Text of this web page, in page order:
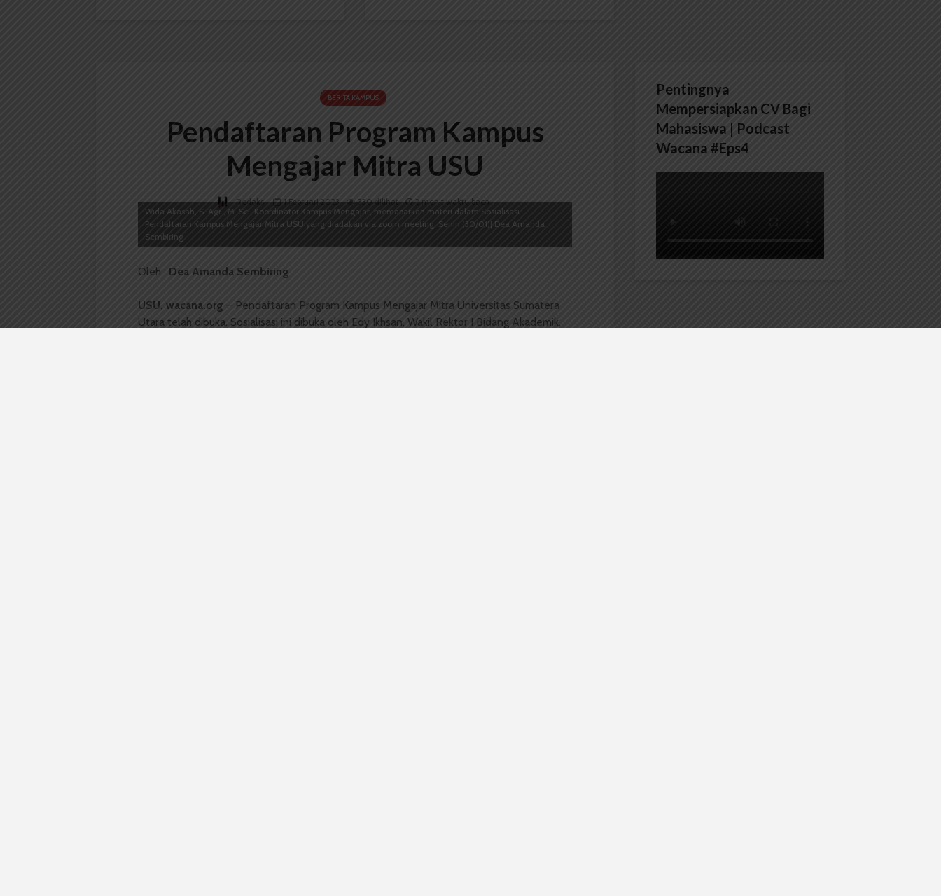
BERITA KAMPUS
Pendaftaran Program Kampus
Mengajar Mitra USU
Redaksi 1 Februari 2023 330 dilihat
2 menit waktu baca
Wida Akasah, S. Agr., M. Sc., Koordinator Kampus Mengajar, memaparkan materi dalam Sosialisasi
Pendaftaran Kampus Mengajar Mitra USU yang diadakan via zoom meeting, Senin (30/01)| Dea Amanda
Sembiring
Oleh : Dea Amanda Sembiring
USU, wacana.org – Pendaftaran Program Kampus Mengajar Mitra Universitas Sumatera
Utara telah dibuka. Sosialisasi ini dibuka oleh Edy Ikhsan, Wakil Rektor I Bidang Akademik,
Pentingnya
Mempersiapkan CV Bagi
Mahasiswa | Podcast
Wacana #Eps4